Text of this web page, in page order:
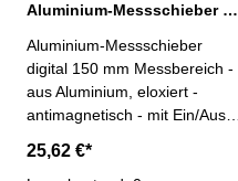
Aluminium-Messschieber digital 150 mm Messbereich eloxiert
Aluminium-Messschieber
digital 150 mm Messbereich -
aus Aluminium, eloxiert -
antimagnetisch - mit Ein/Aus-,
Ablesung 0,01 mm / 0,0005"-
25,62 €*